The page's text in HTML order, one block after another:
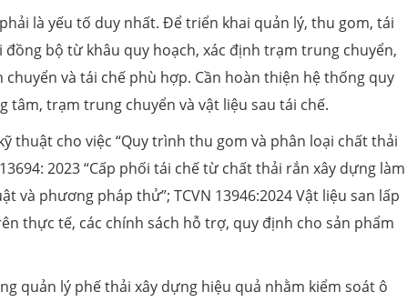
là yếu tố duy nhất. Để triển khai quản lý, thu gom, tái
bộ từ khâu quy hoạch, xác định trạm trung chuyển,
và tái chế phù hợp. Cần hoàn thiện hệ thống quy
tâm, trạm trung chuyển và vật liệu sau tái chế.
thuật cho việc “Quy trình thu gom và phân loại chất thải
2023 “Cấp phối tái chế từ chất thải rắn xây dựng làm
và phương pháp thử”; TCVN 13946:2024 Vật liệu san lấp
thực tế, các chính sách hỗ trợ, quy định cho sản phẩm
quản lý phế thải xây dựng hiệu quả nhằm kiểm soát ô